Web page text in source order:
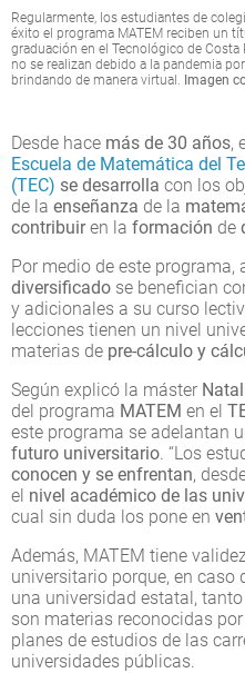
Regularmente, los estudiantes de
éxito el programa MATEM reciben un
graduación en el Tecnológico de
no se realizan debido a la pandemia
brindando de manera virtual. Imagen
Desde hace más de 30 años,
Escuela de Matemática del
(TEC) se desarrolla con los
de la enseñanza de la
contribuiren la formación de
Por medio de este programa,
diversificado se benefician
y adicionales a su curso
lecciones tienen un nivel
materias de pre-cálculo y
Según explicó la máster
del programa MATEM en el
este programa se adelantan
futuro universitario. “Los
conocen y se enfrentan,
el nivel académico de las
cual sin duda los pone en
Además, MATEM tiene
universitario porque, en caso
una universidad estatal,
son materias reconocidas
planes de estudios de las
universidades públicas.